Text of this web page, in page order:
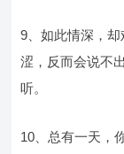
9、如此情深，
涩，反而会说不
听。
10、总有一天，